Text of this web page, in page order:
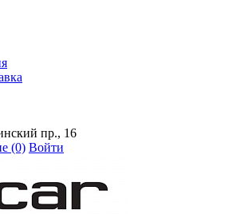
пр., 16
(0) Войти